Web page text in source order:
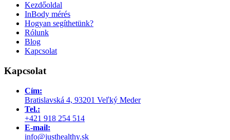
Kezdőoldal
InBody mérés
Hogyan segíthetünk?
Rólunk
Blog
Kapcsolat
Kapcsolat
Cím:
Bratislavská 4, 93201 Veľký Meder
Tel.:
+421 918 254 514
E-mail:
info@justhealthy.sk